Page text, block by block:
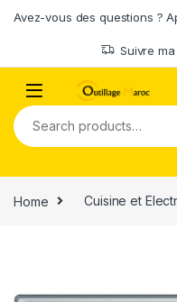
Avez-vous des questions ?
Suivre
Search for:
Home Cuisine et